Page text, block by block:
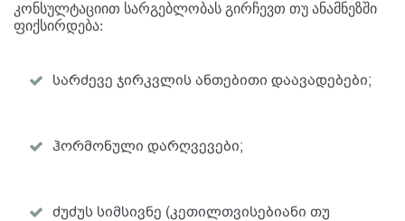
კონსულტაციით სარგებლობას გირჩევთ თუ ანამნეზში
ფიქსირდება:
სარძევე ჯირკვლის ანთებითი დაავადებები;
ჰორმონული დარღვევები;
ძუძუს სიმსივნე (კეთილთვისებიანი თუ